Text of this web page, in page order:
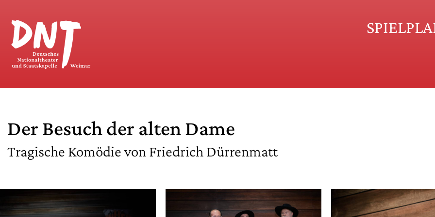
Der Besuch der alten Dame
Tragische Komödie von Friedrich Dürrenmatt